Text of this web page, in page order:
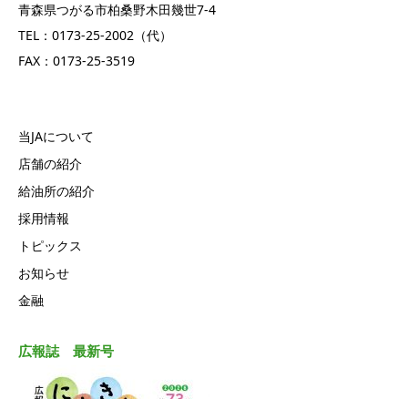
青森県つがる市柏桑野木田幾世7-4
TEL：0173-25-2002（代）
FAX：0173-25-3519
当JAについて
店舗の紹介
給油所の紹介
採用情報
トピックス
お知らせ
金融
広報誌 最新号